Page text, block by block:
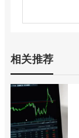
相关推荐